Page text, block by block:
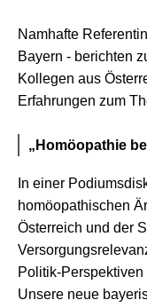
Namhafte
Bayern - berichten
Kollegen aus
Erfahrungen zum
„Homöopathie
In einer
homöopathischen
Österreich und der
Politik-
Unsere neue